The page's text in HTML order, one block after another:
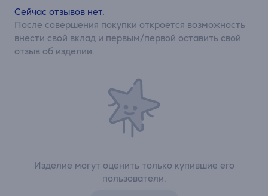
Изделие могут оценить только купившие его
пользователи.
Сейчас отзывов нет.
После совершения покупки откроется возможность
внести свой вклад и первым/первой оставить свой
отзыв об изделии.